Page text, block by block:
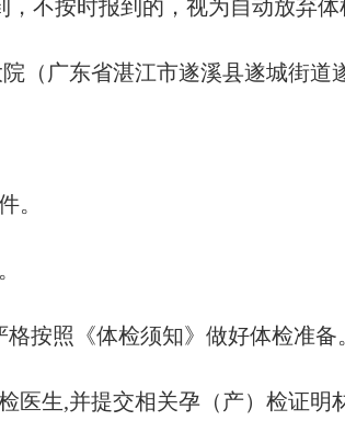
，不按时报到的，视为自动放弃体
（广东省湛江市遂溪县遂城街道
。
按照《体检须知》做好体检准备
医生,并提交相关孕（产）检证明